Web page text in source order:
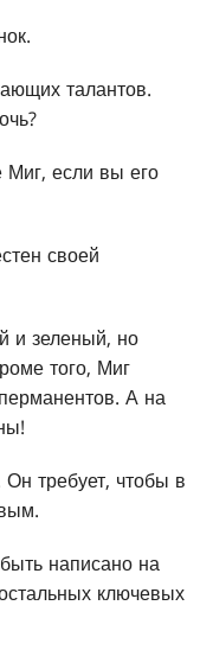
талантов.
Миг, если вы его
своей
и зеленый, но
того, Миг
А на
требует, чтобы в
написано на
ключевых